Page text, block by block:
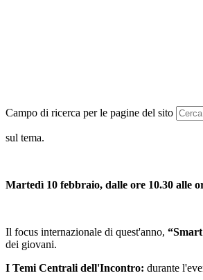
Campo di ricerca per le pagine del sito
sul tema.
Martedì 10 febbraio, dalle ore 10.30 alle
Il focus internazionale di quest'anno,
dei giovani.
I Temi Centrali dell'Incontro: durante